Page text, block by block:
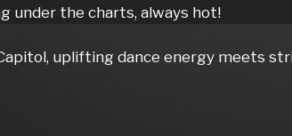
under the charts, always hot!
Capitol, uplifting dance energy meets